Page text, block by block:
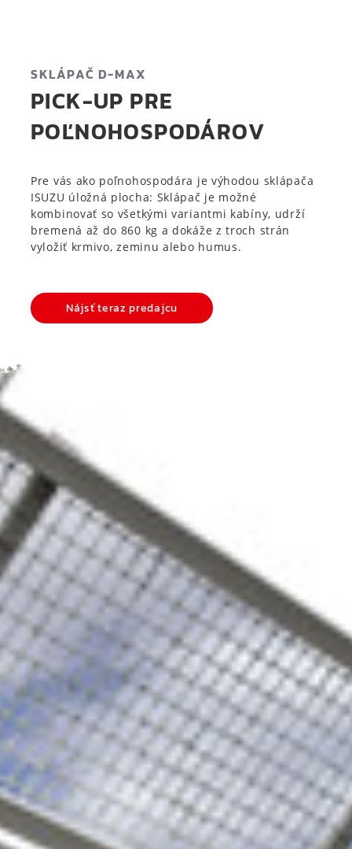
SKLÁPAČ D-MAX
PICK-UP PRE
POĽNOHOSPODÁROV
Pre vás ako poľnohospodára je výhodou sklápača
ISUZU úložná plocha: Sklápač je možné
kombinovať so všetkými variantmi kabíny, udrží
bremená až do 860 kg a dokáže z troch strán
vyložiť krmivo, zeminu alebo humus.
Nájsť teraz predajcu